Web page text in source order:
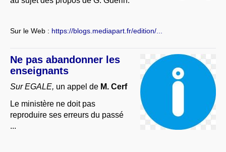
Sur le Web : https://blogs.mediapart.fr/edition/...
Ne pas abandonner les
enseignants
Sur EGALE, un appel de M. Cerf
Le ministère ne doit pas
reproduire ses erreurs du passé
...